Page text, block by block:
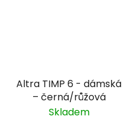
Altra TIMP 6 - dámská
– černá/růžová
Skladem